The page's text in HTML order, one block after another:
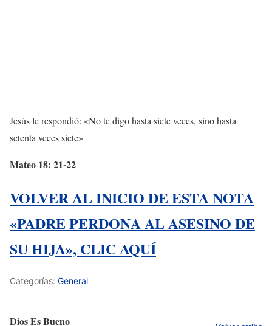
Jesús le respondió: «No te digo hasta siete veces, sino hasta
setenta veces siete»
Mateo 18: 21-22
VOLVER AL INICIO DE ESTA NOTA
«PADRE PERDONA AL ASESINO DE
SU HIJA», CLIC AQUÍ
Categorías: General
Dios Es Bueno